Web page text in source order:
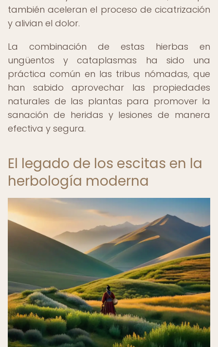
también aceleran el proceso de cicatrización
y alivian el dolor.
La combinación de estas hierbas en
ungüentos y cataplasmas ha sido una
práctica común en las tribus nómadas, que
han sabido aprovechar las propiedades
naturales de las plantas para promover la
sanación de heridas y lesiones de manera
efectiva y segura.
El legado de los escitas en la
herbología moderna